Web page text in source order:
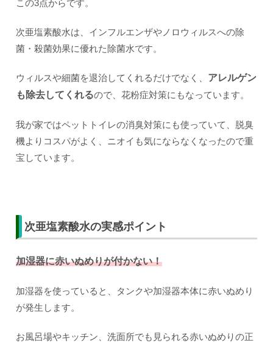
この3点からです。
次亜塩素酸水は、インフルエンザやノロウィルスへの除
菌・殺菌効果に優れた除菌水です。
ウィルスや細菌を退治してくれるだけでなく、 アレルゲン
も除去してくれるので、花粉症対策にもなっています。
我が家ではペットトイレの消臭対策にも使っていて、脱臭
機よりコスパがよく、ニオイも気にならなくなったので重
宝しています。
次亜塩素酸水の実感ポイント
加湿器に赤いぬめりが付かない！
加湿器を使っていると、タンクや加湿器本体に赤いぬめり
が発生します。
お風呂場やキッチン、洗面所でも見られる赤いぬめりの正